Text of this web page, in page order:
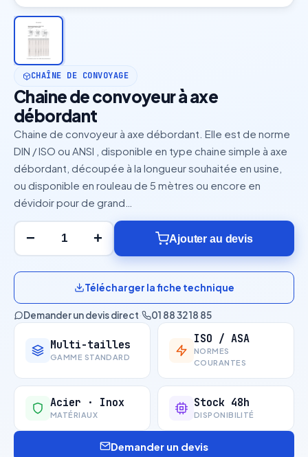
CHAÎNE DE CONVOYAGE
Chaine de convoyeur à axe
débordant
Chaine de convoyeur à axe débordant. Elle est de norme
DIN / ISO ou ANSI , disponible en type chaine simple à axe
débordant, découpée à la longueur souhaitée en usine,
ou disponible en rouleau de 5 mètres ou encore en
dévidoir pour de grand…
− + Ajouter au devis
Télécharger la fiche technique
Demander un devis direct· 01 88 32 18 85
Multi-tailles
GAMME STANDARD
ISO / ASA
NORMES
COURANTES
Acier · Inox
MATÉRIAUX
Stock 48h
DISPONIBILITÉ
Demander un devis